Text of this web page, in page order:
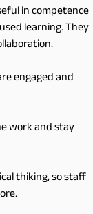
in competence
learning. They
engaged and
work and stay
thiking, so staff